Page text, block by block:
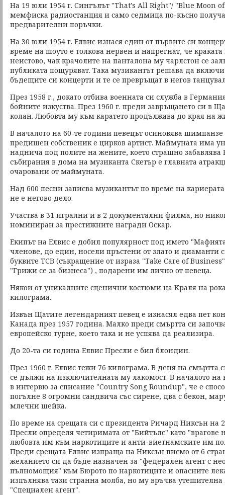
На 19 юли 1954 г. Сингълът "That's All Right"/ "Blue Moon
мемфиска радиостанция и само седмица по-късно
предварителни поръчки.
На 30 юли 1954 г. Елвис изнася един от първите си
време на шоуто е толкова нервен и напрегнат, че
неистово, чак крачолите на панталона му чарлстон се
публиката пощуряват. Така музикантът решава да
бъдещите си концерти и те се превръщат в негов
През 1958 г., докато отбива военната си служба в
бойните изкуства. През 1960 г. преди завръщането си в
колан. Любовта му към каратето продължава до края на
В началото на 60-те години певецът осиновява
предишен собственик е цирков артист. Маймуната има
наднича под полите на жените, което страшно забавлява
събирания в дома на музиканта Скетър е главната
очаровани от маймуната.
Над 600 песни записва музикантът по време на
не е негово дело.
Участва в 31 игрални и в 2 документални филма, но
номиниран за престижните награди Оскар.
Екипът на Елвис е добил популярност под името
членове, до един, носели пръстени от злато и диаманти
буквите TCB (съкращение от израза "Take Care of
"Грижи се за бизнеса") , подарени им лично от певеца.
Някои от уникалните сценични костюми на Краля на
килограма.
Извън Щатите легендарният певец е изнасял едва пет
Канада през 1957 година. Малко преди смъртта си
европейско турне, което така и не успява да реализира.
До 20-та си година Елвис Пресли е бил блондин.
През 1960 г. Елвис тежи 76 килограма. В деня на смъртта
се дължи на изключителната му лакомост. В началото на
в интервю за списание "Country Song Roundup", че е
погълне 8 огромни сандвича със сирене, два с бекон,
млечни шейка.
По време на срещата си с президента Ричард Никсън на
Пресли определя четиримата от "Бийтълс" като "врагове
любовта им към наркотиците и анти-виетнамските им
Преди срещата Елвис изпраща на Никсън писмо от 6
желанието си да бъде назначен за "федерален агент с
пълномощия" към Бюрото по наркотиците и опасните
изпълнява тази странна молба, но му връчва утешителна
"Специален агент".